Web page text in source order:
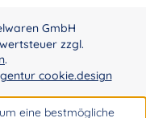
GmbH
zzgl.
.
cookie.design
eine bestmögliche